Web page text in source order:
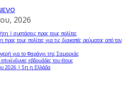
2026
| συστάσεις προς τους πολίτες
τους πολίτες για τις διακοπές ρεύματος από τον
για το Φαράγγι της Σαμαριάς
εβδομάδες του έτους
2026 | 5η η Ελλάδα